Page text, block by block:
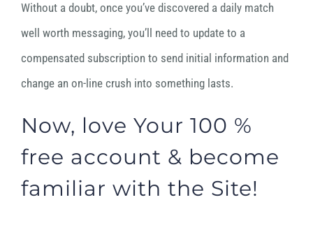
Without a doubt, once you’ve discovered a daily match
well worth messaging, you’ll need to update to a
compensated subscription to send initial information and
change an on-line crush into something lasts.
Now, love Your 100 %
free account & become
familiar with the Site!